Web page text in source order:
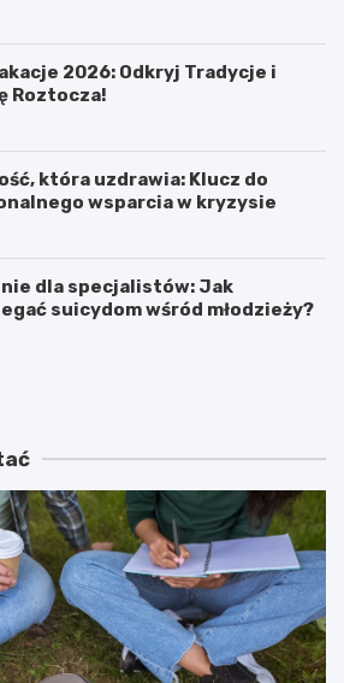
2026: Odkryj Tradycje i
Roztocza!
która uzdrawia: Klucz do
wsparcia w kryzysie
dla specjalistów: Jak
suicydom wśród młodzieży?